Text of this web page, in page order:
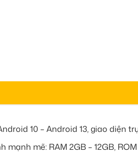
10 – Android 13, giao diện
mạnh mẽ: RAM 2GB – 12GB, ROM